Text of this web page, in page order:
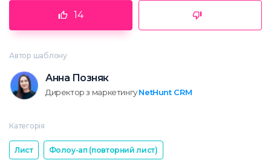
14
Автор шаблону
Анна Позняк
Директор з маркетингуNetHunt CRM
Категорія
Лист Фолоу-ап (повторний лист)